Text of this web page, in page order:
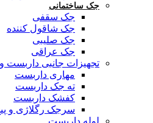
جک ساختمانی
جک سقفی
جک شاقول کننده
جک صلیبی
جک عراقی
تجهیزات جانبی داربست
مهاری داربست
ته جک داربست
کفشک داربست
سرجک رگلاژی و
لوله داربست